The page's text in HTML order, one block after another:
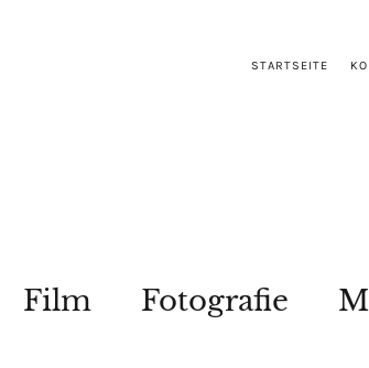
STARTSEITE
Film Fotografie